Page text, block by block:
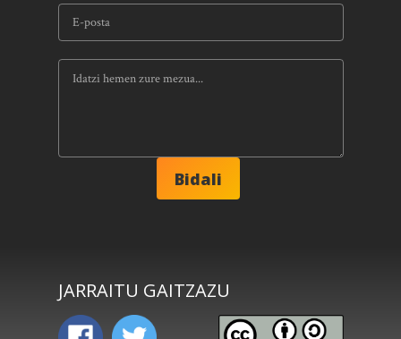
JARRAITU GAITZAZU